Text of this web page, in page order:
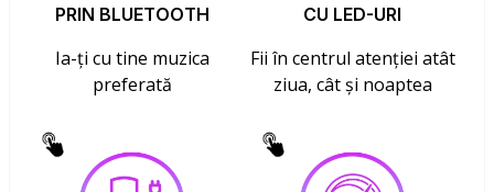
PRIN BLUETOOTH
Ia-ți cu tine muzica
preferată
CU LED-URI
Fii în centrul atenției atât
ziua, cât și noaptea